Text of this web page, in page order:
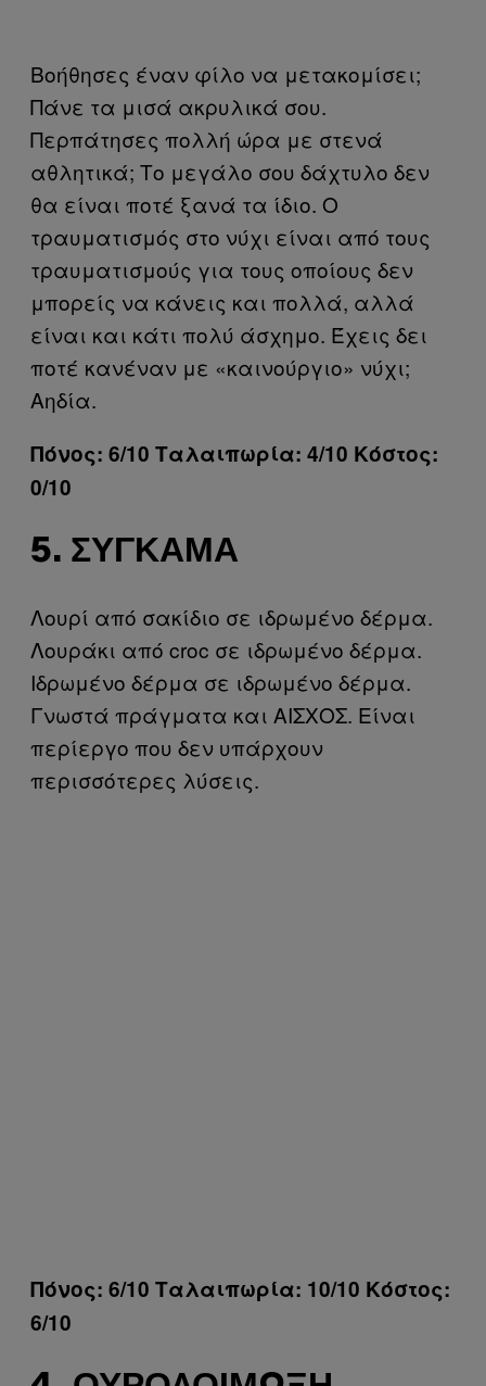
Βοήθησες έναν φίλο να μετακομίσει;
Πάνε τα μισά ακρυλικά σου.
Περπάτησες πολλή ώρα με στενά
αθλητικά; Το μεγάλο σου δάχτυλο δεν
θα είναι ποτέ ξανά τα ίδιο. Ο
τραυματισμός στο νύχι είναι από τους
τραυματισμούς για τους οποίους δεν
μπορείς να κάνεις και πολλά, αλλά
είναι και κάτι πολύ άσχημο. Έχεις δει
ποτέ κανέναν με «καινούργιο» νύχι;
Αηδία.
Πόνος: 6/10 Ταλαιπωρία: 4/10 Κόστος:
0/10
5. ΣΎΓΚΑΜΑ
Λουρί από σακίδιο σε ιδρωμένο δέρμα.
Λουράκι από croc σε ιδρωμένο δέρμα.
Ιδρωμένο δέρμα σε ιδρωμένο δέρμα.
Γνωστά πράγματα και ΑΙΣΧΟΣ. Είναι
περίεργο που δεν υπάρχουν
περισσότερες λύσεις.
Πόνος: 6/10 Ταλαιπωρία: 10/10 Κόστος:
6/10